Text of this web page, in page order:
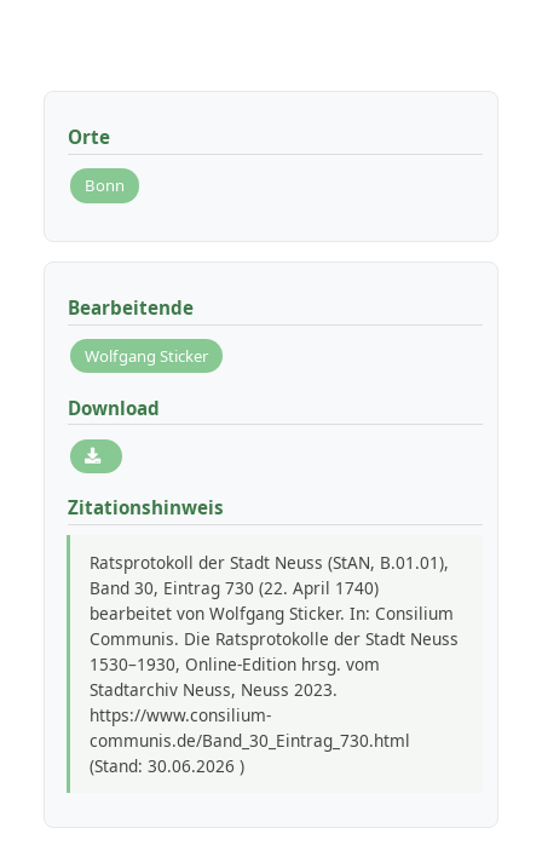
Orte
Bonn
Bearbeitende
Wolfgang Sticker
Download
Zitationshinweis
Ratsprotokoll der Stadt Neuss (StAN, B.01.01),
Band 30, Eintrag 730 (22. April 1740)
bearbeitet von Wolfgang Sticker. In: Consilium
Communis. Die Ratsprotokolle der Stadt Neuss
1530–1930, Online-Edition hrsg. vom
Stadtarchiv Neuss, Neuss 2023.
https://www.consilium-
communis.de/Band_30_Eintrag_730.html
(Stand: 30.06.2026 )